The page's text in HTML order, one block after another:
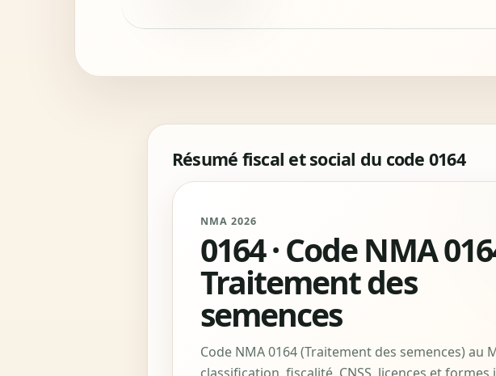
Résumé fiscal et social du code 0164
NMA 2026
0164 · Code NMA
Traitement des
semences
Code NMA 0164 (Traitement des semences) au